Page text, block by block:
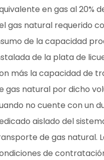
en gas al 20%
gas natural requerido
de la capacidad
de la plata de
más la capacidad de
gas natural por dicho
no cuente con un
aislado del
de gas natural.
de